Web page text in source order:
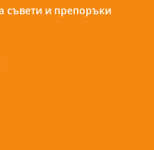
съвети и препоръки
кафе с приятелка....